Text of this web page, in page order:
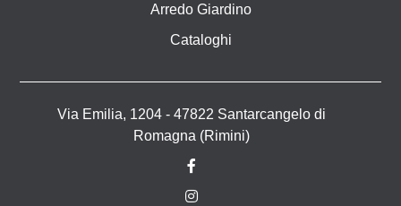
Arredo Giardino
Cataloghi
Via Emilia, 1204 - 47822 Santarcangelo di
Romagna (Rimini)